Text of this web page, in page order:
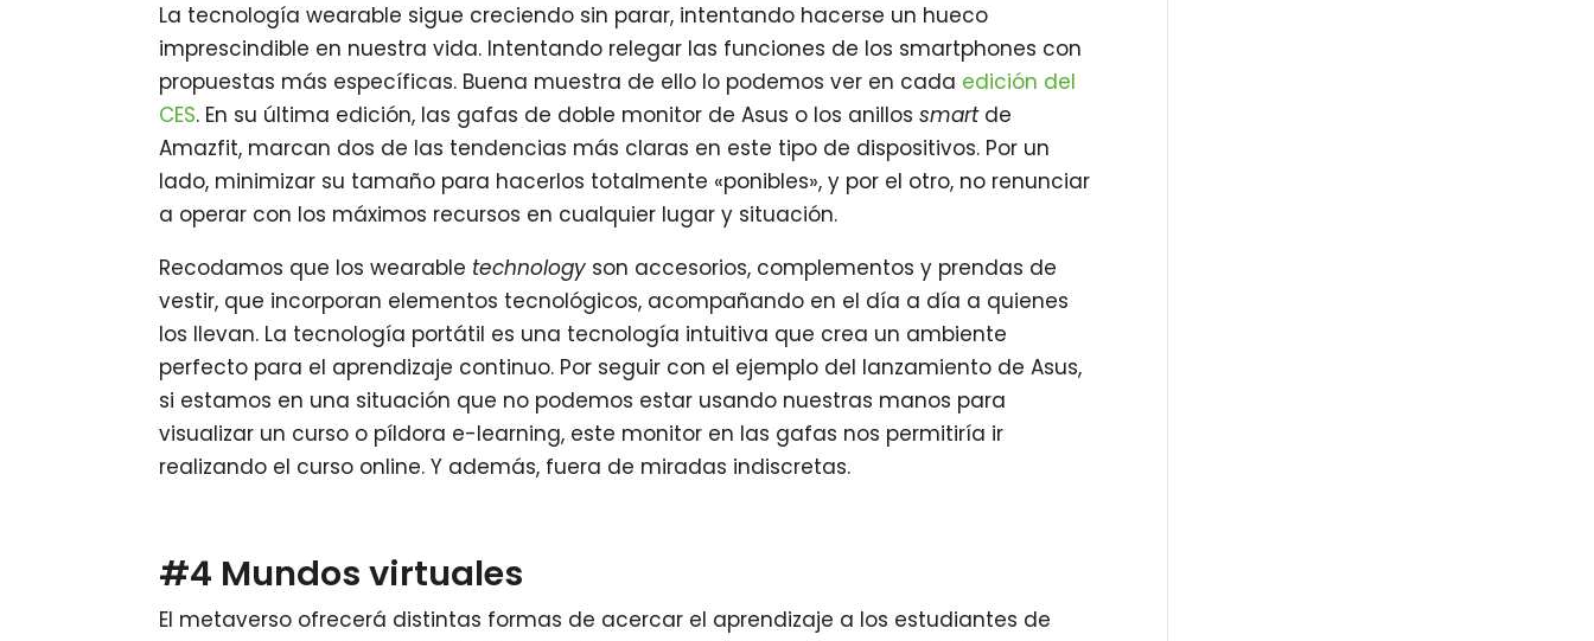
La tecnología wearable sigue creciendo sin parar, intentando hacerse un hueco
imprescindible en nuestra vida. Intentando relegar las funciones de los smartphones con
propuestas más específicas. Buena muestra de ello lo podemos ver en cada edición del
CES. En su última edición, las gafas de doble monitor de Asus o los anillossmartde
Amazfit, marcan dos de las tendencias más claras en este tipo de dispositivos. Por un
lado, minimizar su tamaño para hacerlos totalmente «ponibles», y por el otro, no renunciar
a operar con los máximos recursos en cualquier lugar y situación.
Recodamos que los wearable technology son accesorios, complementos y prendas de
vestir, que incorporan elementos tecnológicos, acompañando en el día a día a quienes
los llevan. La tecnología portátil es una tecnología intuitiva que crea un ambiente
perfecto para el aprendizaje continuo. Por seguir con el ejemplo del lanzamiento de Asus,
si estamos en una situación que no podemos estar usando nuestras manos para
visualizar un curso o píldora e-learning, este monitor en las gafas nos permitiría ir
realizando el curso online. Y además, fuera de miradas indiscretas.
#4 Mundos virtuales
El metaverso ofrecerá distintas formas de acercar el aprendizaje a los estudiantes de